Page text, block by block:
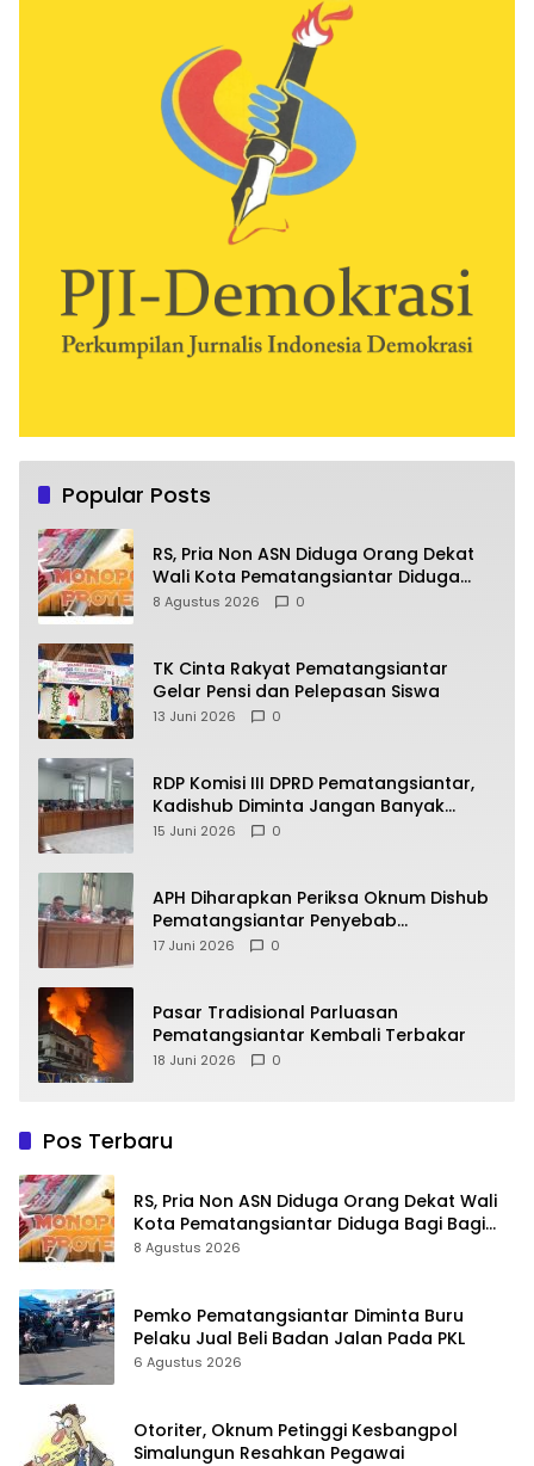
Popular Posts
RS, Pria Non ASN Diduga Orang Dekat
Wali Kota Pematangsiantar Diduga
Bagi Bagi Proyek ke Kontraktor
8 Agustus 2026 0
TK Cinta Rakyat Pematangsiantar
Gelar Pensi dan Pelepasan Siswa
13 Juni 2026 0
RDP Komisi III DPRD Pematangsiantar,
Kadishub Diminta Jangan Banyak
Alasan
15 Juni 2026 0
APH Diharapkan Periksa Oknum Dishub
Pematangsiantar Penyebab
Kebocoran PAD Retribusi Parkir
17 Juni 2026 0
Pasar Tradisional Parluasan
Pematangsiantar Kembali Terbakar
18 Juni 2026 0
Pos Terbaru
RS, Pria Non ASN Diduga Orang Dekat Wali
Kota Pematangsiantar Diduga Bagi Bagi
Proyek ke Kontraktor
8 Agustus 2026
Pemko Pematangsiantar Diminta Buru
Pelaku Jual Beli Badan Jalan Pada PKL
6 Agustus 2026
Otoriter, Oknum Petinggi Kesbangpol
Simalungun Resahkan Pegawai